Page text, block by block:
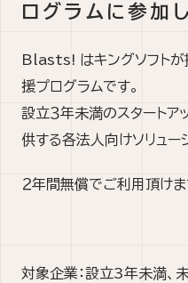
ログラムに参加
Blasts! はキングソフトが
援プログラムです。
設立３年未満のスタートア
供する各法人向けソリュー
２年間無償でご利用頂けま
対象企業：設立3年未満